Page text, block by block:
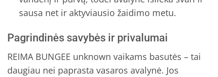
sausa net ir aktyviausio žaidimo metu.
Pagrindinės savybės ir privalumai
REIMA BUNGEE unknown vaikams basutės – tai
daugiau nei paprasta vasaros avalynė. Jos